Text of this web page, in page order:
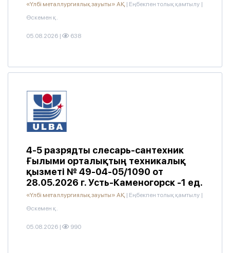
«Үлбі металлургиялық зауыты» АҚ | Еңбекпен толық қамтылу |
Өскемен қ.
05.08.2026 | 638
4-5 разрядты слесарь-сантехник
Ғылыми орталықтың техникалық
қызметі № 49-04-05/1090 от
28.05.2026 г. Усть-Каменогорск -1 ед.
«Үлбі металлургиялық зауыты» АҚ | Еңбекпен толық қамтылу |
Өскемен қ.
05.08.2026 | 990